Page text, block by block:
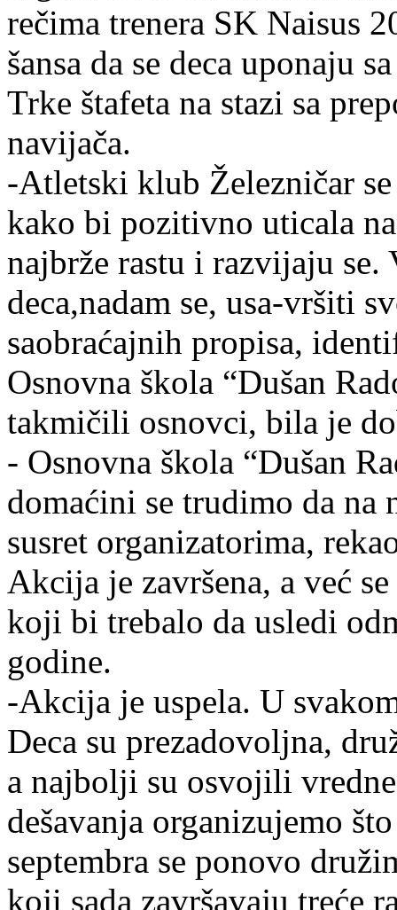
rečima trenera SK Naisus
šansa da se deca uponaju
Trke štafeta na stazi sa
navijača.
-Atletski klub Železničar
kako bi pozitivno uticala
najbrže rastu i razvijaju se.
deca,nadam se, usa-vršiti
saobraćajnih propisa,
Osnovna škola “Dušan
takmičili osnovci, bila je
- Osnovna škola “Dušan
domaćini se trudimo da
susret organizatorima,
Akcija je završena, a već
koji bi trebalo da usledi
godine.
-Akcija je uspela. U
Deca su prezadovoljna,
a najbolji su osvojili
dešavanja organizujemo
septembra se ponovo
koji sada završavaju treće